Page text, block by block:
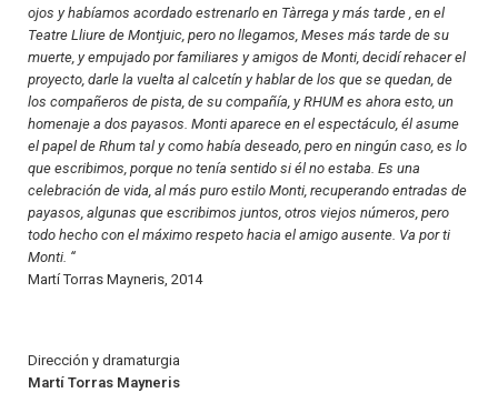
ojos y habíamos acordado estrenarlo en Tàrrega y más tarde , en el
Teatre Lliure de Montjuic, pero no llegamos, Meses más tarde de su
muerte, y empujado por familiares y amigos de Monti, decidí rehacer el
proyecto, darle la vuelta al calcetín y hablar de los que se quedan, de
los compañeros de pista, de su compañía, y RHUM es ahora esto, un
homenaje a dos payasos. Monti aparece en el espectáculo, él asume
el papel de Rhum tal y como había deseado, pero en ningún caso, es lo
que escribimos, porque no tenía sentido si él no estaba. Es una
celebración de vida, al más puro estilo Monti, recuperando entradas de
payasos, algunas que escribimos juntos, otros viejos números, pero
todo hecho con el máximo respeto hacia el amigo ausente. Va por ti
Monti. “
Martí Torras Mayneris, 2014
Dirección y dramaturgia
Martí Torras Mayneris